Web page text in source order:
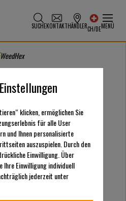
SUCHEKONTAKTHÄNDLERCH/DEMENÜ
WeedHex
klicken, ermöglichen Sie
für alle User
und Ihnen personalisierte
auszuspielen. Durch den
Einwilligung. Über
Ihre Einwilligung individuell
jederzeit unter